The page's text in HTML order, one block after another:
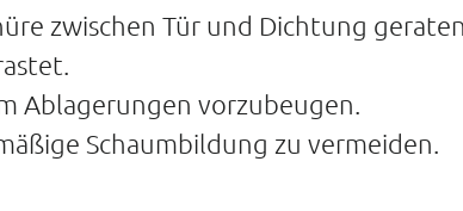
zwischen Tür und Dichtung geraten.
Ablagerungen vorzubeugen.
Schaumbildung zu vermeiden.